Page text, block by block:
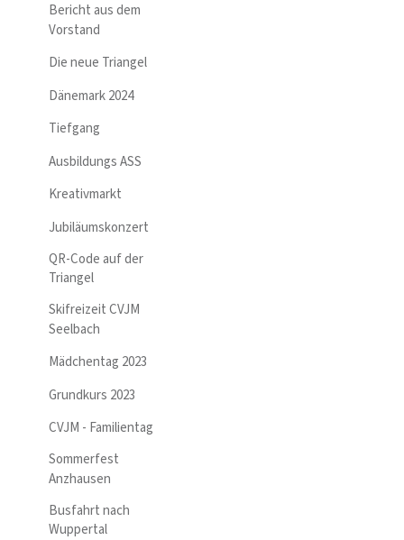
Bericht aus dem
Vorstand
Die neue Triangel
Dänemark 2024
Tiefgang
Ausbildungs ASS
Kreativmarkt
Jubiläumskonzert
QR-Code auf der
Triangel
Skifreizeit CVJM
Seelbach
Mädchentag 2023
Grundkurs 2023
CVJM - Familientag
Sommerfest
Anzhausen
Busfahrt nach
Wuppertal